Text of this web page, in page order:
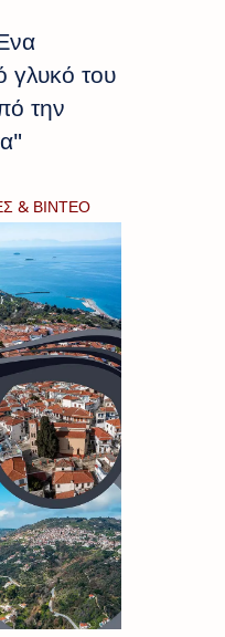
γλυκό του
την
& ΒΙΝΤΕΟ